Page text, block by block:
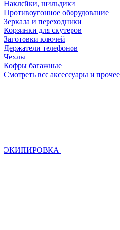
Наклейки, шильдики
Противоугонное оборудование
Зеркала и переходники
Корзинки для скутеров
Заготовки ключей
Держатели телефонов
Чехлы
Кофры багажные
Смотреть все аксессуары и прочее
ЭКИПИРОВКА